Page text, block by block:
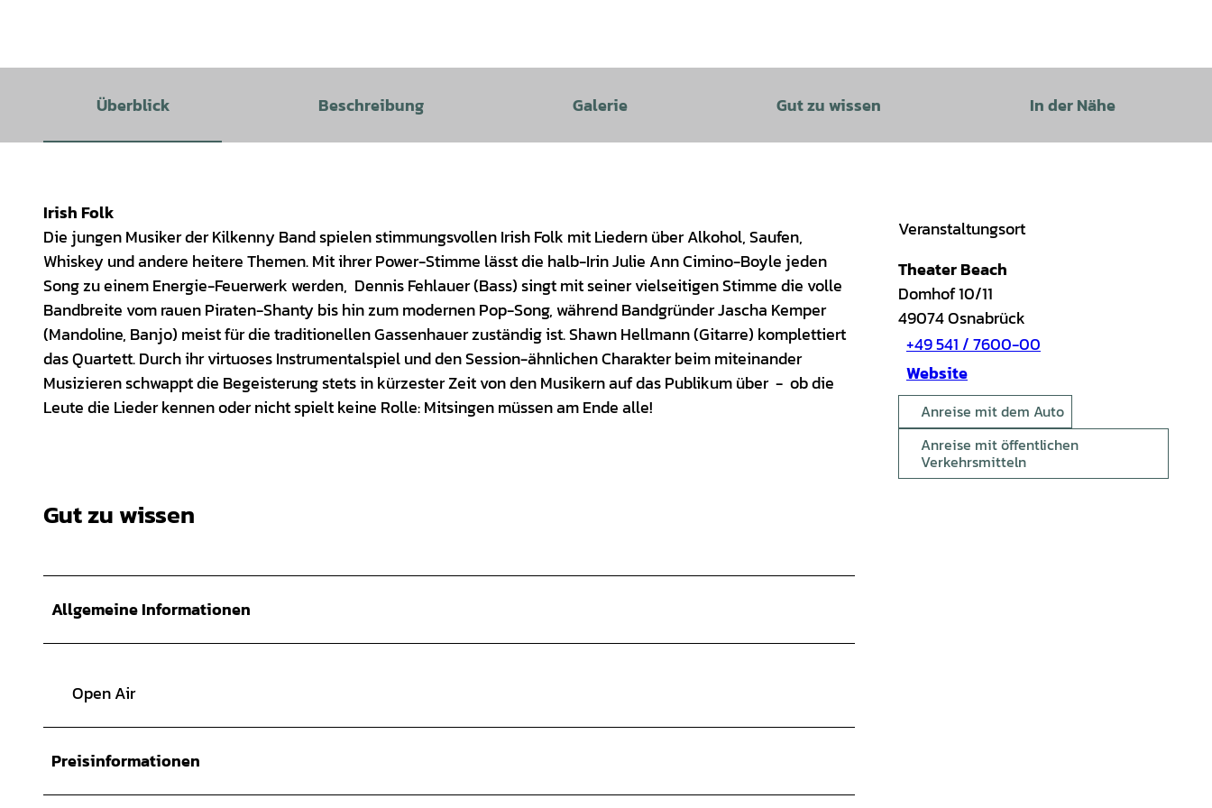
Überblick Beschreibung Galerie Gut zu wissen In der Nähe
Irish Folk
Die jungen Musiker der Kilkenny Band spielen stimmungsvollen Irish Folk mit Liedern über Alkohol, Saufen,
Whiskey und andere heitere Themen. Mit ihrer Power-Stimme lässt die halb-Irin Julie Ann Cimino-Boyle jeden
Song zu einem Energie-Feuerwerk werden, Dennis Fehlauer (Bass) singt mit seiner vielseitigen Stimme die volle
Bandbreite vom rauen Piraten-Shanty bis hin zum modernen Pop-Song, während Bandgründer Jascha Kemper
(Mandoline, Banjo) meist für die traditionellen Gassenhauer zuständig ist. Shawn Hellmann (Gitarre) komplettiert
das Quartett. Durch ihr virtuoses Instrumentalspiel und den Session-ähnlichen Charakter beim miteinander
Musizieren schwappt die Begeisterung stets in kürzester Zeit von den Musikern auf das Publikum über - ob die
Leute die Lieder kennen oder nicht spielt keine Rolle: Mitsingen müssen am Ende alle!
Gut zu wissen
Allgemeine Informationen
Open Air
Preisinformationen
Veranstaltungsort
Theater Beach
Domhof 10/11
49074Osnabrück
+49 541 / 7600-00
Website
Anreise mit dem Auto
Anreise mit öffentlichen
Verkehrsmitteln